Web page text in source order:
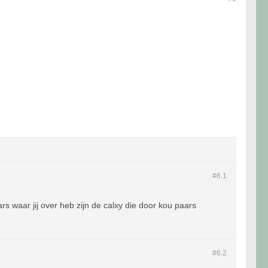
#6.1
waar jij over heb zijn de calxy die door kou paars
#6.2